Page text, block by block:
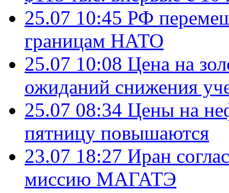
25.07 10:45 РФ
границам НАТО
25.07 10:08 Цена на
ожиданий снижения
25.07 08:34 Цены на
пятницу повышаются
23.07 18:27 Иран
миссию МАГАТЭ